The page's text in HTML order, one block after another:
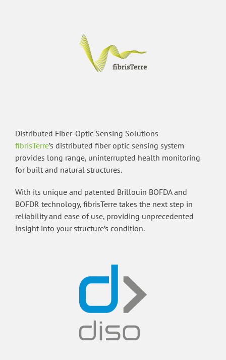
Distributed Fiber-Optic Sensing Solutions
fibrisTerre’s distributed fiber optic sensing system
provides long range, uninterrupted health monitoring
for built and natural structures.
With its unique and patented Brillouin BOFDA and
BOFDR technology, fibrisTerre takes the next step in
reliability and ease of use, providing unprecedented
insight into your structure’s condition.